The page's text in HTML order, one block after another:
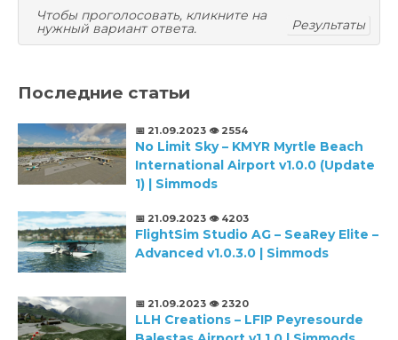
Чтобы проголосовать, кликните на
нужный вариант ответа.
Результаты
Последние статьи
📅 21.09.2023 👁️ 2554
No Limit Sky – KMYR Myrtle Beach
International Airport v1.0.0 (Update
1) | Simmods
📅 21.09.2023 👁️ 4203
FlightSim Studio AG – SeaRey Elite –
Advanced v1.0.3.0 | Simmods
📅 21.09.2023 👁️ 2320
LLH Creations – LFIP Peyresourde